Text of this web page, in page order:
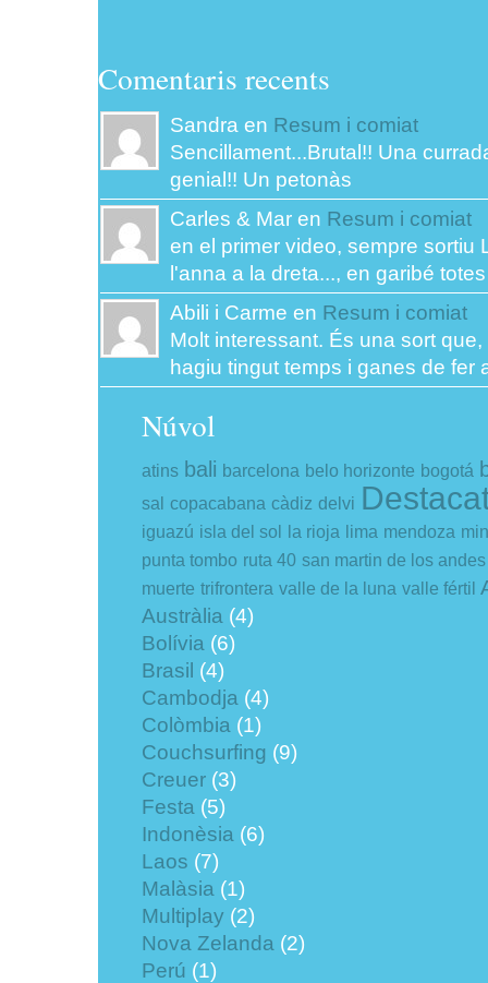
Comentaris recents
Sandra en Resum i comiat
Sencillament...Brutal!! Una
genial!! Un petonàs
Carles & Mar en Resum i comiat
en el primer video, sempre sortiu
l'anna a la dreta..., en garibé
Abili i Carme en Resum i comiat
Molt interessant. És una sort
hagiu tingut temps i ganes de fer
Núvol
atins bali barcelona belo horizonte bogotá
sal copacabana càdiz delvi
iguazú isla del sol la rioja lima mendoza
punta tombo ruta 40 san martin de los andes
muerte trifrontera valle de la luna valle fértil
Austràlia (4)
Bolívia (6)
Brasil (4)
Cambodja (4)
Colòmbia (1)
Couchsurfing (9)
Creuer (3)
Festa (5)
Indonèsia (6)
Laos (7)
Malàsia (1)
Multiplay (2)
Nova Zelanda (2)
Perú (1)